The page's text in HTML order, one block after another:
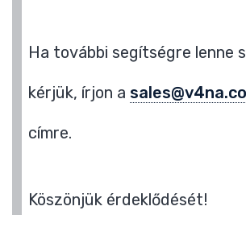
Ha további segítségre lenne
kérjük, írjon a
címre.
Köszönjük érdeklődését!